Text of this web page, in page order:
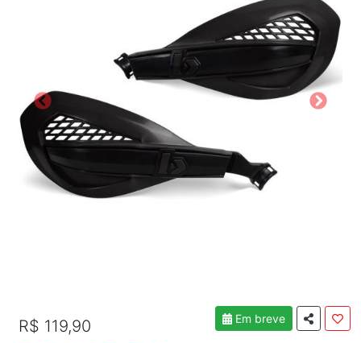
Em breve
R$ 119,90